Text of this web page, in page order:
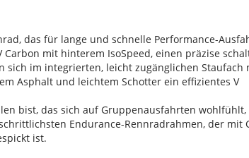
das für lange und schnelle Performance-
Carbon mit hinterem IsoSpeed, einen präzise
sich im integrierten, leicht zugänglichen
Asphalt und leichtem Schotter ein effizientes V
bist, das sich auf Gruppenausfahrten
Endurance-Rennradrahmen, der
ist.